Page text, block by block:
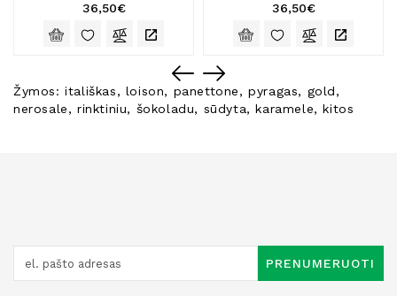
36,50€
36,50€
Žymos:itališkas, loison, panettone,pyragas, gold,
nerosale,rinktiniu, šokoladu, sūdyta,karamele,kitos
PRENUMERUOTI